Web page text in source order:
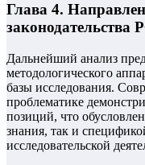
Глава 4.
законодательства
Дальнейший анализ
методологического
базы исследования.
проблематике
позиций, что
знания, так и
исследовательской